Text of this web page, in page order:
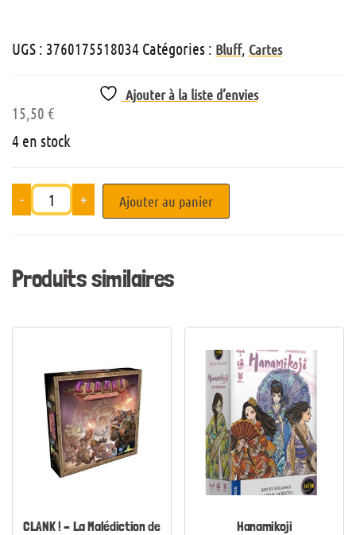
UGS : 3760175518034 Catégories : Bluff, Cartes
Ajouter à la liste d’envies
15,50 €
4 en stock
- + Ajouter au panier
Produits similaires
CLANK ! – La Malédiction de
Hanamikoji